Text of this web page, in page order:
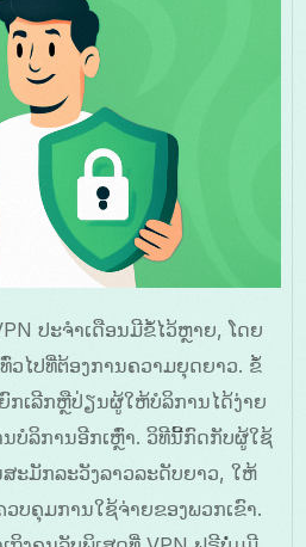
ປະຈໍາເດືອນມີຂໍ້ໄວ້ຫຼາຍ, ໂດຍ
ໄປທີ່ຕ້ອງການຄວາມຍຸດຍາວ. ຂໍ້
ເລີກຫຼືປ່ຽນຜູ້ໃຫ້ບໍລິການໄດ້ງ່າຍ
ບໍລິການອີກເຫຼົ່າ. ວິທີນີ້ກົດກັບຜູ້ໃຊ້
ະມັກລະວັງລາວລະດັບຍາວ, ໃຫ້
ບຄຸມການໃຊ້ຈ່າຍຂອງພວກເຂົາ.